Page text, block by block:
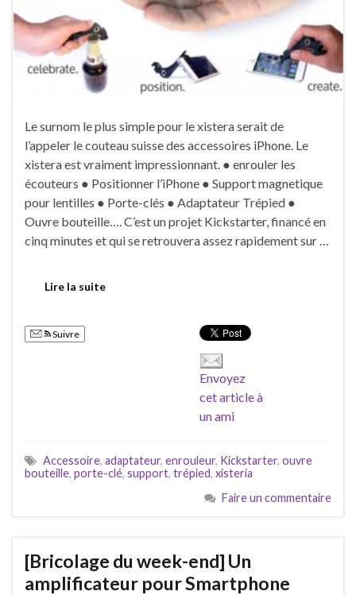
Le surnom le plus simple pour le xistera serait de
l’appeler le couteau suisse des accessoires iPhone. Le
xistera est vraiment impressionnant. ● enrouler les
écouteurs ● Positionner l’iPhone ● Support magnetique
pour lentilles ● Porte-clés ● Adaptateur Trépied ●
Ouvre bouteille…. C’est un projet Kickstarter, financé en
cinq minutes et qui se retrouvera assez rapidement sur …
Lire la suite
Suivre
Envoyez
cet article à
un ami
Accessoire, adaptateur, enrouleur, Kickstarter, ouvre
bouteille, porte-clé, support, trépied, xisteria
Faire un commentaire
[Bricolage du week-end] Un
amplificateur pour Smartphone